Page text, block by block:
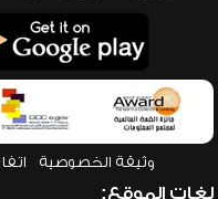
وثيقة الخصوصية
لغات الموقع: